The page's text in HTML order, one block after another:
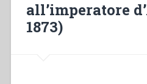
all’imperatore
1873)